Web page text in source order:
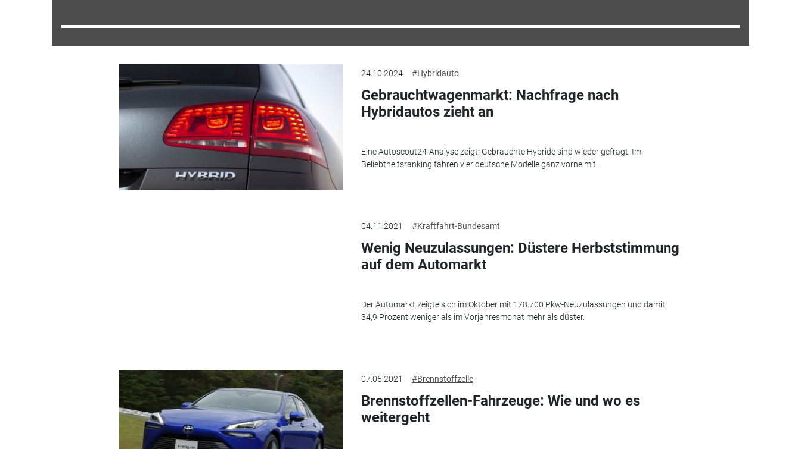
24.10.2024 #Hybridauto
Gebrauchtwagenmarkt: Nachfrage nach
Hybridautos zieht an
Eine Autoscout24-Analyse zeigt: Gebrauchte Hybride sind wieder gefragt. Im
Beliebtheitsranking fahren vier deutsche Modelle ganz vorne mit.
04.11.2021 #Kraftfahrt-Bundesamt
Wenig Neuzulassungen: Düstere Herbststimmung
auf dem Automarkt
Der Automarkt zeigte sich im Oktober mit 178.700 Pkw-Neuzulassungen und damit
34,9 Prozent weniger als im Vorjahresmonat mehr als düster.
07.05.2021 #Brennstoffzelle
Brennstoffzellen-Fahrzeuge: Wie und wo es
weitergeht